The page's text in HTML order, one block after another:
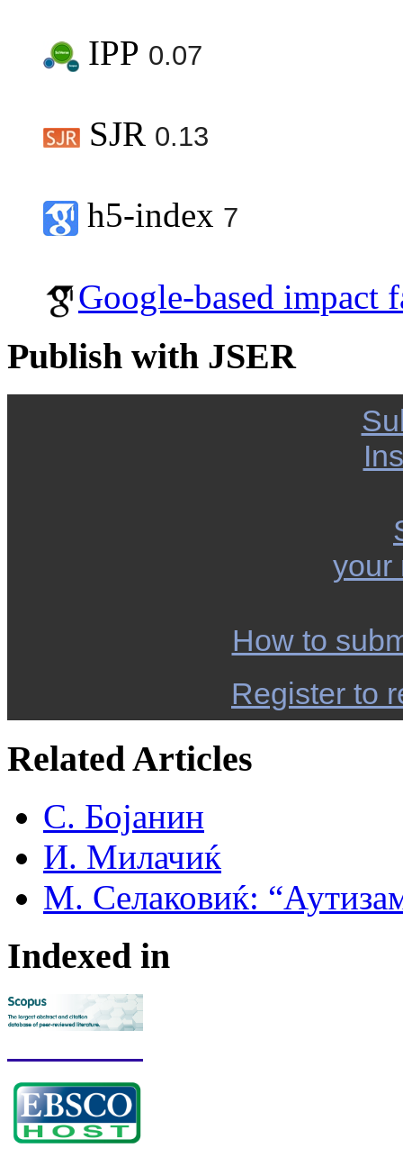
IPP 0.07
SJR 0.13
h5-index 7
Google-based impact
Publish with JSER
your
How to
Register to
Related Articles
С. Бојанин
И. Милачиќ
М. Селаковиќ:
Indexed in